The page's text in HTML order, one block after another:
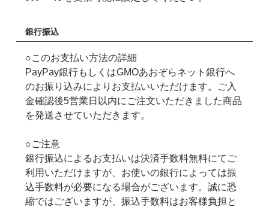
銀行振込
○このお支払い方法の詳細
PayPay銀行もしくはGMOあおぞらネット銀行へ
のお振り込みによりお支払いいただけます。ご入
金確認後5営業日以内にご注文いただきました商品
を発送させていただきます。
○ご注意
銀行振込によるお支払いは決済手数料無料にてご
利用いただけますが、お使いの銀行によっては振
込手数料が必要になる場合がございます。誠に恐
縮ではございますが、振込手数料はお客様負担と